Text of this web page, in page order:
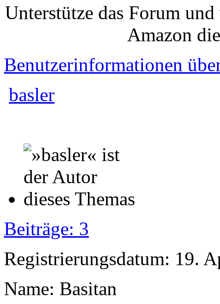
Unterstütze das Forum
Amazon
Benutzerinformationen
basler
Beiträge: 3
Registrierungsdatum: 19.
Name: Basitan